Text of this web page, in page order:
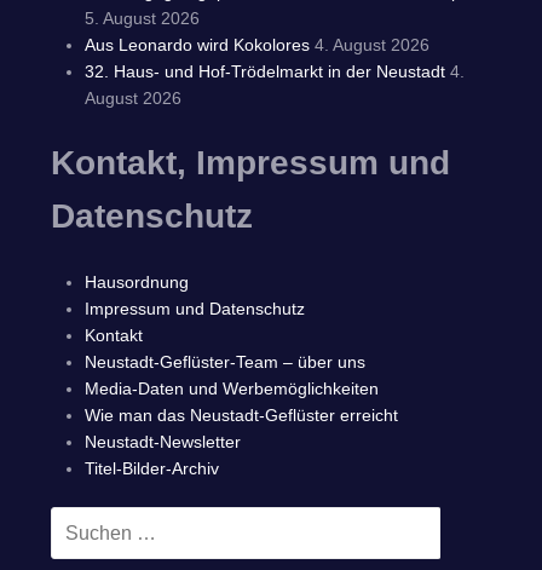
5. August 2026
Aus Leonardo wird Kokolores 4. August 2026
32. Haus- und Hof-Trödelmarkt in der Neustadt 4.
August 2026
Kontakt, Impressum und
Datenschutz
Hausordnung
Impressum und Datenschutz
Kontakt
Neustadt-Geflüster-Team – über uns
Media-Daten und Werbemöglichkeiten
Wie man das Neustadt-Geflüster erreicht
Neustadt-Newsletter
Titel-Bilder-Archiv
Suchen